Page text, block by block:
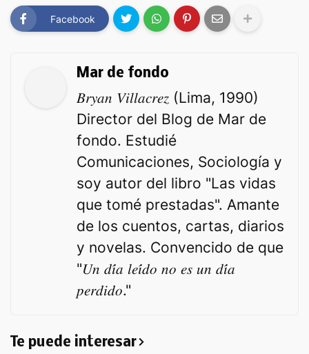
Facebook
Mar de fondo
𝐵𝑟𝑦𝑎𝑛 𝑉𝑖𝑙𝑙𝑎𝑐𝑟𝑒𝑧 (Lima, 1990)
Director del Blog de Mar de
fondo. Estudié
Comunicaciones, Sociología y
soy autor del libro "Las vidas
que tomé prestadas". Amante
de los cuentos, cartas, diarios
y novelas. Convencido de que
"𝑈𝑛 𝑑𝑖́𝑎 𝑙𝑒𝑖́𝑑𝑜 𝑛𝑜 𝑒𝑠 𝑢𝑛 𝑑𝑖́𝑎
𝑝𝑒𝑟𝑑𝑖𝑑𝑜."
Te puede interesar